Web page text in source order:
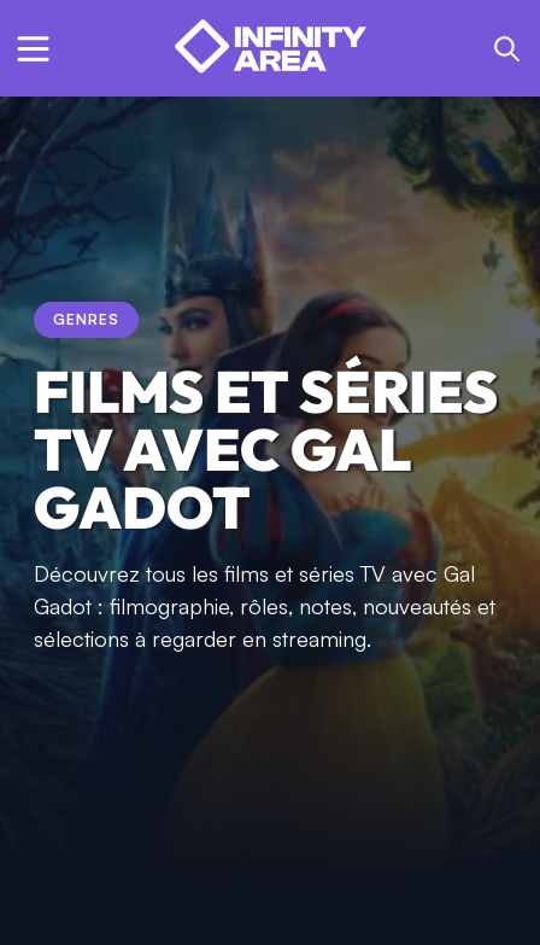
GENRES
FILMS ET SÉRIES
TV AVEC GAL
GADOT
Découvrez tous les films et séries TV avec Gal
Gadot : filmographie, rôles, notes, nouveautés et
sélections à regarder en streaming.